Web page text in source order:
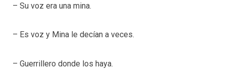
– Su voz era una mina.
– Es voz y Mina le decían a veces.
– Guerrillero donde los haya.